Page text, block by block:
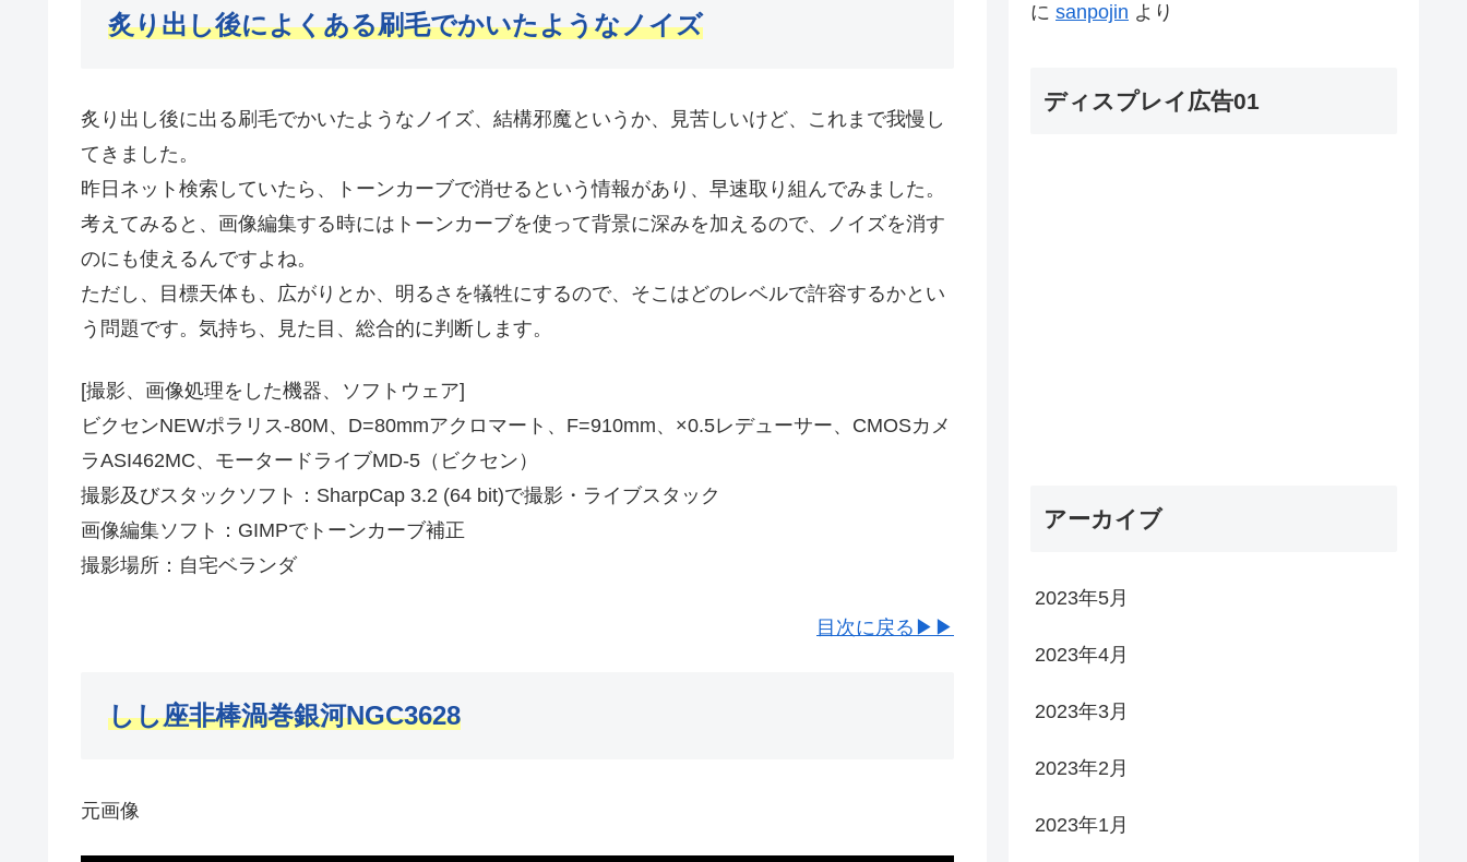
炙り出し後によくある刷毛でかいたようなノイズ
炙り出し後に出る刷毛でかいたようなノイズ、結構邪魔というか、見苦しいけど、これまで我慢し
てきました。
昨日ネット検索していたら、トーンカーブで消せるという情報があり、早速取り組んでみました。
考えてみると、画像編集する時にはトーンカーブを使って背景に深みを加えるので、ノイズを消す
のにも使えるんですよね。
ただし、目標天体も、広がりとか、明るさを犠牲にするので、そこはどのレベルで許容するかとい
う問題です。気持ち、見た目、総合的に判断します。
[撮影、画像処理をした機器、ソフトウェア]
ビクセンNEWポラリス-80M、D=80mmアクロマート、F=910mm、×0.5レデューサー、CMOSカメ
ラASI462MC、モータードライブMD-5（ビクセン）
撮影及びスタックソフト：SharpCap 3.2 (64 bit)で撮影・ライブスタック
画像編集ソフト：GIMPでトーンカーブ補正
撮影場所：自宅ベランダ
目次に戻る▶▶
しし座非棒渦巻銀河NGC3628
元画像
に sanpojin より
ディスプレイ広告01
アーカイブ
2023年5月
2023年4月
2023年3月
2023年2月
2023年1月